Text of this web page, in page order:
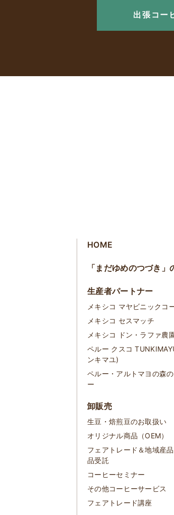
出張コー
HOME
「まだゆめのつづき」
生産者パートナー
メキシコ マヤビニックコ
メキシコ セスマッチ
メキシコ ドン・ラファ農
ペルー クスコ
ンキマユ)
ペルー・アルトマヨの森
ー
卸販売
生豆・焙煎豆のお取扱い
オリジナル商品（OEM）
フェアトレード＆地域産
品受託
コーヒーセミナー
その他コーヒーサービス
フェアトレード講座